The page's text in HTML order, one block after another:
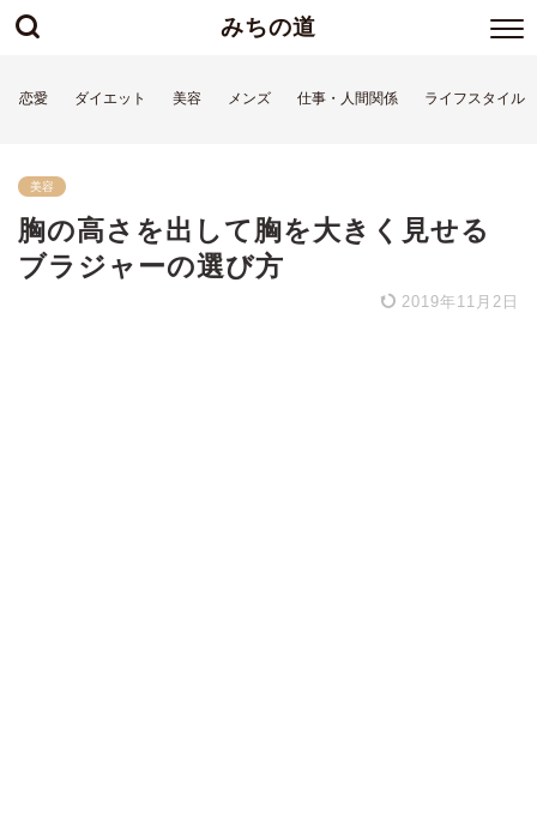
みちの道
恋愛 ダイエット 美容 メンズ 仕事・人間関係 ライフスタイル
美容
胸の高さを出して胸を大きく見せる
ブラジャーの選び方
2019年11月2日